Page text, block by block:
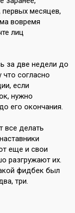
первых месяцев,
вовремя
лиц
за две недели до
что согласно
если
нужно
его окончания.
все делать
еще и свои
разгружают их.
фидбек был
три.